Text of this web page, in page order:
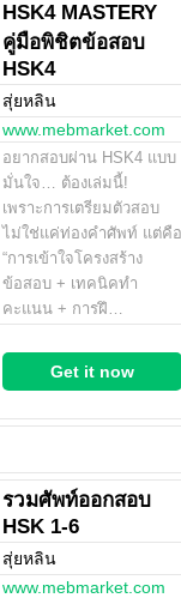
HSK4 MASTERY
คู่มือพิชิตข้อสอบ
HSK4
สุ่ยหลิน
www.mebmarket.com
อยากสอบผ่าน HSK4 แบบ
มั่นใจ… ต้องเล่มนี้!
เพราะการเตรียมตัวสอบ
ไม่ใช่แค่ท่องคำศัพท์ แต่คือ
“การเข้าใจโครงสร้าง
ข้อสอบ + เทคนิคทำ
คะแนน + การฝึ…
Get it now
รวมศัพท์ออกสอบ
HSK 1-6
สุ่ยหลิน
www.mebmarket.com